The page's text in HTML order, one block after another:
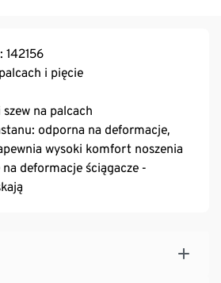
142156
i pięcie
na palcach
odporna na deformacje,
wysoki komfort noszenia
deformacje ściągacze -